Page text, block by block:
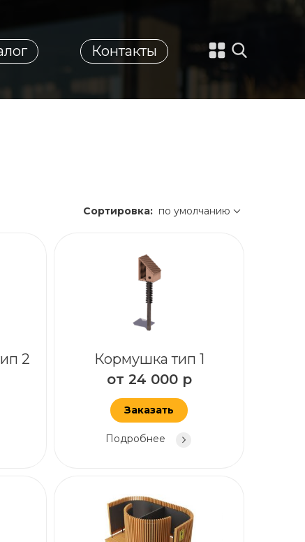
Контакты
Сортировка: по умолчанию
2
Кормушка тип 1
от 24 000 р
Заказать
Подробнее